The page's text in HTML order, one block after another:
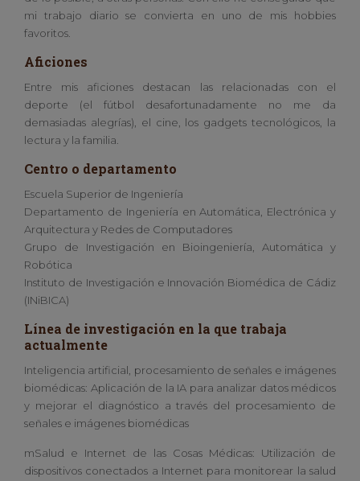
mi trabajo diario se convierta en uno de mis hobbies
favoritos.
Aficiones
Entre mis aficiones destacan las relacionadas con el
deporte (el fútbol desafortunadamente no me da
demasiadas alegrías), el cine, los gadgets tecnológicos, la
lectura y la familia.
Centro o departamento
Escuela Superior de Ingeniería
Departamento de Ingeniería en Automática, Electrónica y
Arquitectura y Redes de Computadores
Grupo de Investigación en Bioingeniería, Automática y
Robótica
Instituto de Investigación e Innovación Biomédica de Cádiz
(INiBICA)
Línea de investigación en la que trabaja
actualmente
Inteligencia artificial, procesamiento de señales e imágenes
biomédicas: Aplicación de la IA para analizar datos médicos
y mejorar el diagnóstico a través del procesamiento de
señales e imágenes biomédicas
mSalud e Internet de las Cosas Médicas: Utilización de
dispositivos conectados a Internet para monitorear la salud